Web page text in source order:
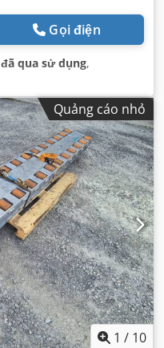
Gọi điện
đã qua sử dụng,
Quảng cáo nhỏ
1 / 10